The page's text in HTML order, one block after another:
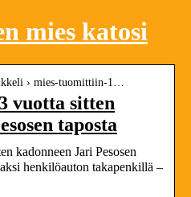
mies katosi
› mies-tuomittiin-1…
vuotta sitten
taposta
kadonneen Jari Pesosen
henkilöauton takapenkillä –